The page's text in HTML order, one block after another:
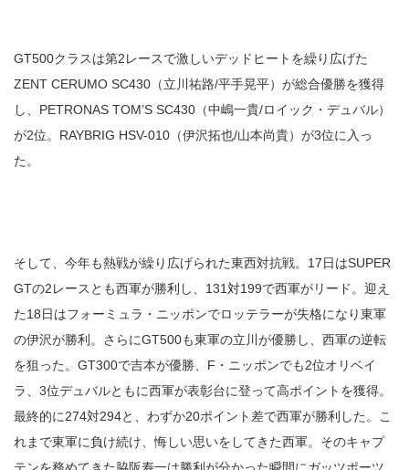
GT500クラスは第2レースで激しいデッドヒートを繰り広げた
ZENT CERUMO SC430（立川祐路/平手晃平）が総合優勝を獲得
し、PETRONAS TOM’S SC430（中嶋一貴/ロイック・デュバル）
が2位。RAYBRIG HSV-010（伊沢拓也/山本尚貴）が3位に入っ
た。
そして、今年も熱戦が繰り広げられた東西対抗戦。17日はSUPER
GTの2レースとも西軍が勝利し、131対199で西軍がリード。迎え
た18日はフォーミュラ・ニッポンでロッテラーが失格になり東軍
の伊沢が勝利。さらにGT500も東軍の立川が優勝し、西軍の逆転
を狙った。GT300で吉本が優勝、F・ニッポンでも2位オリベイ
ラ、3位デュバルともに西軍が表彰台に登って高ポイントを獲得。
最終的に274対294と、わずか20ポイント差で西軍が勝利した。こ
れまで東軍に負け続け、悔しい思いをしてきた西軍。そのキャプ